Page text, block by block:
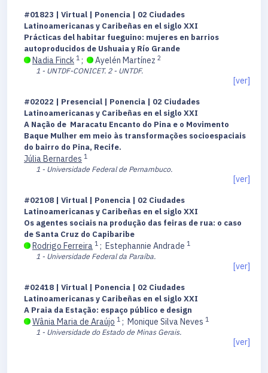
#01823 | Virtual | Ponencia | 02 Ciudades
Latinoamericanas y Caribeñas en el siglo XXI
Prácticas del habitar fueguino: mujeres en barrios
autoproducidos de Ushuaia y Río Grande
Nadia Finck 1 ; Ayelén Martínez 2
1 - UNTDF-CONICET. 2 - UNTDF.
[ver]
#02022 | Presencial | Ponencia | 02 Ciudades
Latinoamericanas y Caribeñas en el siglo XXI
A Nação de Maracatu Encanto do Pina e o Movimento
Baque Mulher em meio às transformações socioespaciais
do bairro do Pina, Recife.
Júlia Bernardes 1
1 - Universidade Federal de Pernambuco.
[ver]
#02108 | Virtual | Ponencia | 02 Ciudades
Latinoamericanas y Caribeñas en el siglo XXI
Os agentes sociais na produção das feiras de rua: o caso
de Santa Cruz do Capibaribe
Rodrigo Ferreira 1 ; Estephannie Andrade 1
1 - Universidade Federal da Paraíba.
[ver]
#02418 | Virtual | Ponencia | 02 Ciudades
Latinoamericanas y Caribeñas en el siglo XXI
A Praia da Estação: espaço público e design
Wânia Maria de Araújo 1 ; Monique Silva Neves 1
1 - Universidade do Estado de Minas Gerais.
[ver]